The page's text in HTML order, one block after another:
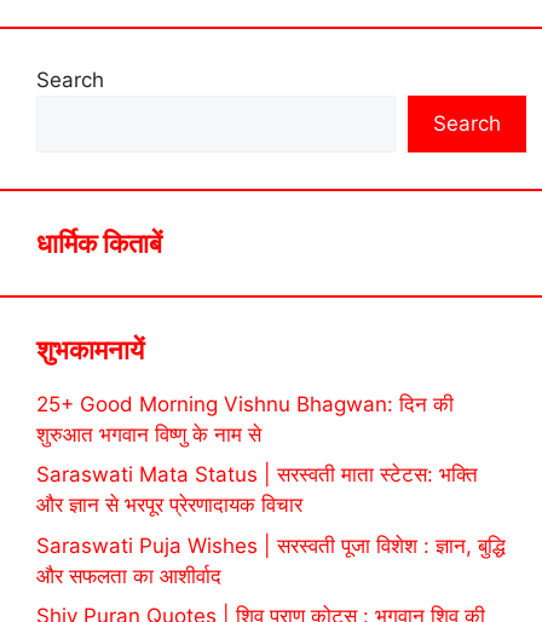
Search
Search
धार्मिक किताबें
शुभकामनायें
25+ Good Morning Vishnu Bhagwan: दिन की
शुरुआत भगवान विष्णु के नाम से
Saraswati Mata Status | सरस्वती माता स्टेटस: भक्ति
और ज्ञान से भरपूर प्रेरणादायक विचार
Saraswati Puja Wishes | सरस्वती पूजा विशेश : ज्ञान, बुद्धि
और सफलता का आशीर्वाद
Shiv Puran Quotes | शिव पुराण कोट्स : भगवान शिव की